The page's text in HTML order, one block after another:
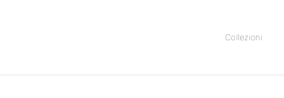
Collezioni